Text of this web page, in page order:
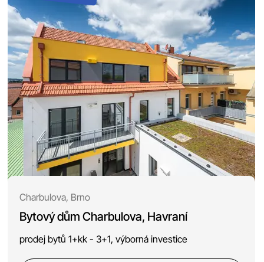
Charbulova, Brno
Bytový dům Charbulova, Havraní
prodej bytů 1+kk - 3+1, výborná investice